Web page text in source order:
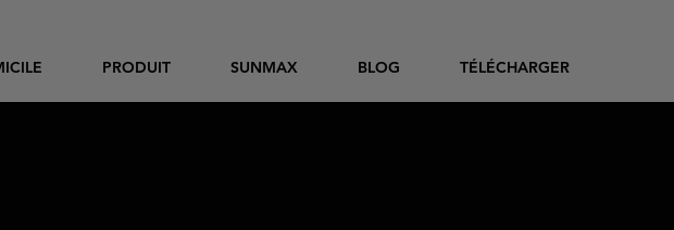
PRODUIT SUNMAX BLOG TÉLÉCHARGER